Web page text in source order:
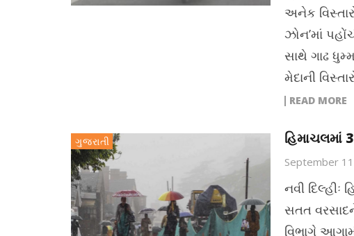
અનેક
ઝોન’માં
સાથે ગાઢ
મેદાની
READ MORE
ગુજરાતી હિમાચલમાં
September
નવી
સતત
વિભાગે